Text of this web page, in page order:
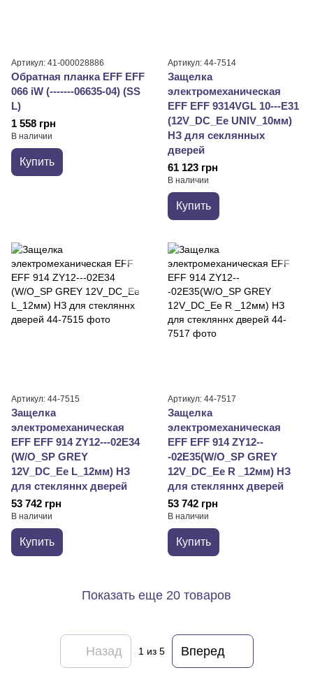
Артикул: 41-000028886
Обратная планка EFF EFF
066 iW (-------06635-04) (SS
L)
1 558 грн
В наличии
Купить
Артикул: 44-7514
Защелка
электромеханическая
EFF EFF 9314VGL 10---E31
(12V_DC_Ee UNIV_10мм)
НЗ для секлянных
дверей
61 123 грн
В наличии
Купить
Артикул: 44-7515
Защелка
электромеханическая
EFF EFF 914 ZY12---02E34
(W/O_SP GREY
12V_DC_Ee L_12мм) НЗ
для стекляннх дверей
53 742 грн
В наличии
Купить
Артикул: 44-7517
Защелка
электромеханическая
EFF EFF 914 ZY12--
-02E35(W/O_SP GREY
12V_DC_Ee R _12мм) НЗ
для стекляннх дверей
53 742 грн
В наличии
Купить
Показать еще 20 товаров
Назад 1из 5 Вперед